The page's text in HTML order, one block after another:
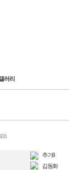
러리
추가8
김동화